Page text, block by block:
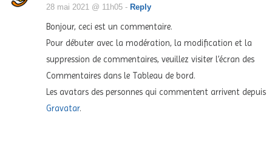
28 mai 2021 @ 11h05 - Reply
Bonjour, ceci est un commentaire.
Pour débuter avec la modération, la modification et la
suppression de commentaires, veuillez visiter l’écran des
Commentaires dans le Tableau de bord.
Les avatars des personnes qui commentent arrivent depuis
Gravatar.